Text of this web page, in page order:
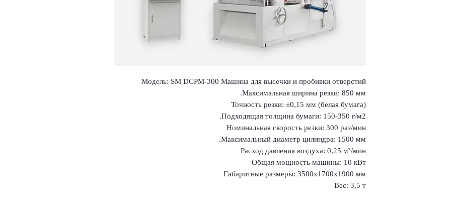
Модель: SM DCPM-300 Машина для высечки и пробивки отверстий
Максимальная ширина резки: 850 мм.
Точность резки: ±0,15 мм (белая бумага)
Подходящая толщина бумаги: 150-350 г/м2.
Номинальная скорость резки: 300 раз/мин
Максимальный диаметр цилиндра: 1500 мм.
Расход давления воздуха: 0,25 м³/мин
Общая мощность машины: 10 кВт
Габаритные размеры: 3500x1700x1900 мм
Вес: 3,5 т